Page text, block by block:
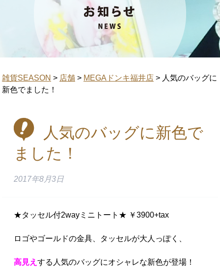
雑貨SEASON > 店舗 > MEGAドンキ福井店 > 人気のバッグに
新色でました！
人気のバッグに新色で
ました！
2017年8月3日
★タッセル付2wayミニトート★ ￥3900+tax
ロゴやゴールドの金具、タッセルが大人っぽく、
高見え する人気のバッグにオシャレな新色が登場！